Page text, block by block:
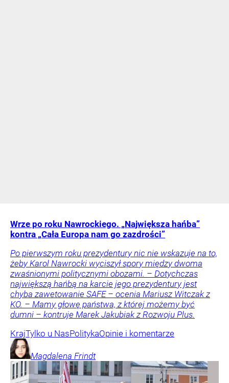
Wrze po roku Nawrockiego. „Największa hańba”
kontra „Cała Europa nam go zazdrości”
Po pierwszym roku prezydentury nic nie wskazuje na to,
żeby Karol Nawrocki wyciszył spory między dwoma
zwaśnionymi politycznymi obozami. – Dotychczas
największą hańbą na karcie jego prezydentury jest
chyba zawetowanie SAFE – ocenia Mariusz Witczak z
KO. – Mamy głowę państwa, z której możemy być
dumni – kontruje Marek Jakubiak z Rozwoju Plus.
KrajTylko u NasPolitykaOpinie i komentarze
Magdalena Frindt